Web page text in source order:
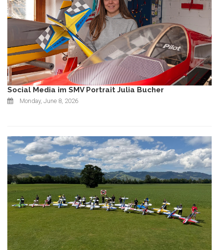
Social Media im SMV Portrait Julia Bucher
Monday, June 8, 2026